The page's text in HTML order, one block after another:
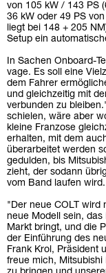
von 105 kW / 143 PS
36 kW oder 49 PS
liegt bei 148 + 205
Setup ein
In Sachen Onboard-
vage. Es soll eine
dem Fahrer
und gleichzeitig mit
verbunden zu
schielen, wäre aber
kleine Franzose
erhalten, mit dem
überarbeitet werden
gedulden, bis
zieht, der sodann
vom Band laufen wird.
"Der neue COLT wird
neue Modell sein, das
Markt bringt, und die
der Einführung des
Frank Krol, Präsident
freue mich,